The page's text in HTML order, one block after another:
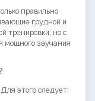
правильно
грудной и
тренировки, но с
мощного звучания
этого следует: